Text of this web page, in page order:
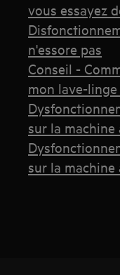
vous essayez
n'essore pas
Conseil -
mon lave-linge
sur la machine
sur la machine